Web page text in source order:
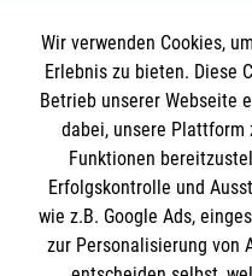
Mitarbeiten
Kontakt
Nachhaltigkeit
Transparenz
Prävention
Compliance
Malteser online
Malteserorden
Wir verwenden Cookies,
Erlebnis zu bieten. Diese
Betrieb unserer Webseite
dabei, unsere Plattform
Funktionen
Erfolgskontrolle und
wie z.B. Google Ads,
zur Personalisierung von